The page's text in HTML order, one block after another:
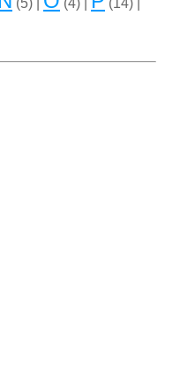
(5) | (4) | (14) |